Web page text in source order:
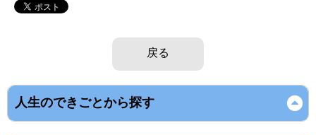
戻る
人生のできごとから探す